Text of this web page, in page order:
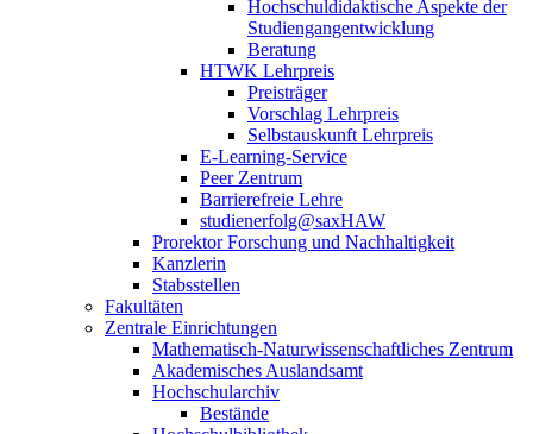
Hochschuldidaktische Aspekte der
Studiengangentwicklung
Beratung
HTWK Lehrpreis
Preisträger
Vorschlag Lehrpreis
Selbstauskunft Lehrpreis
E-Learning-Service
Peer Zentrum
Barrierefreie Lehre
studienerfolg@saxHAW
Prorektor Forschung und Nachhaltigkeit
Kanzlerin
Stabsstellen
Fakultäten
Zentrale Einrichtungen
Mathematisch-Naturwissenschaftliches Zentrum
Akademisches Auslandsamt
Hochschularchiv
Bestände